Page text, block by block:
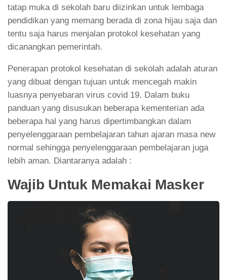
tatap muka di sekolah baru diizinkan untuk lembaga
pendidikan yang memang berada di zona hijau saja dan
tentu saja harus menjalan protokol kesehatan yang
dicanangkan pemerintah.
Penerapan protokol kesehatan di sekolah adalah aturan
yang dibuat dengan tujuan untuk mencegah makin
luasnya penyebaran virus covid 19. Dalam buku
panduan yang disusukan beberapa kementerian ada
beberapa hal yang harus dipertimbangkan dalam
penyelenggaraan pembelajaran tahun ajaran masa new
normal sehingga penyelenggaraan pembelajaran juga
lebih aman. Diantaranya adalah :
Wajib Untuk Memakai Masker